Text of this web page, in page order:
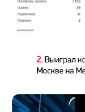
2.Выиграл
Москве на